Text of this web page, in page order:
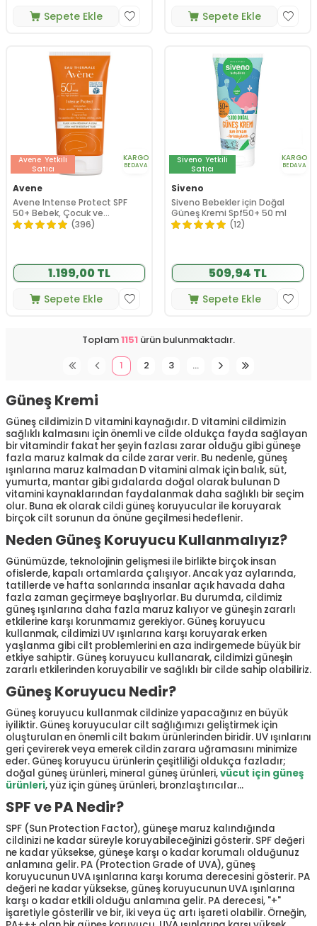
Sepete Ekle Sepete Ekle
Avene Yetkili
Satıcı
KARGO
BEDAVA
Avene
Avene Intense Protect SPF
50+ Bebek, Çocuk ve
Yetişkinler için Yüksek Korumalı
(396)
1.199,00 TL
Sepete Ekle
Siveno Yetkili
Satıcı
KARGO
BEDAVA
Siveno
Siveno Bebekler için Doğal
Güneş Kremi Spf50+ 50 ml
(12)
509,94 TL
Sepete Ekle
Toplam1151 ürün bulunmaktadır.
1
2 3 …
Güneş Kremi
Güneş cildimizin D vitamini kaynağıdır. D vitamini cildimizin
sağlıklı kalmasını için önemli ve cilde oldukça fayda sağlayan
bir vitamindir fakat her şeyin fazlası zarar olduğu gibi güneşe
fazla maruz kalmak da cilde zarar verir. Bu nedenle, güneş
ışınlarına maruz kalmadan D vitamini almak için balık, süt,
yumurta, mantar gibi gıdalarda doğal olarak bulunan D
vitamini kaynaklarından faydalanmak daha sağlıklı bir seçim
olur. Buna ek olarak cildi güneş koruyucular ile koruyarak
birçok cilt sorunun da önüne geçilmesi hedeflenir.
Neden Güneş Koruyucu Kullanmalıyız?
Günümüzde, teknolojinin gelişmesi ile birlikte birçok insan
ofislerde, kapalı ortamlarda çalışıyor. Ancak yaz aylarında,
tatillerde ve hafta sonlarında insanlar açık havada daha
fazla zaman geçirmeye başlıyorlar. Bu durumda, cildimiz
güneş ışınlarına daha fazla maruz kalıyor ve güneşin zararlı
etkilerine karşı korunmamız gerekiyor. Güneş koruyucu
kullanmak, cildimizi UV ışınlarına karşı koruyarak erken
yaşlanma gibi cilt problemlerini en aza indirgemede büyük bir
etkiye sahiptir. Güneş koruyucu kullanarak, cildimizi güneşin
zararlı etkilerinden koruyabilir ve sağlıklı bir cilde sahip olabiliriz.
Güneş Koruyucu Nedir?
Güneş koruyucu kullanmak cildinize yapacağınız en büyük
iyiliktir. Güneş koruyucular cilt sağlığımızı geliştirmek için
oluşturulan en önemli cilt bakım ürünlerinden biridir. UV ışınlarını
geri çevirerek veya emerek cildin zarara uğramasını minimize
eder. Güneş koruyucu ürünlerin çeşitliliği oldukça fazladır;
doğal güneş ürünleri, mineral güneş ürünleri,vücut için güneş
ürünleri, yüz için güneş ürünleri, bronzlaştırıcılar…
SPF ve PA Nedir?
SPF (Sun Protection Factor), güneşe maruz kalındığında
cildinizi ne kadar süreyle koruyabileceğinizi gösterir. SPF değeri
ne kadar yüksekse, güneşe karşı o kadar korumalı olduğunuz
anlamına gelir. PA (Protection Grade of UVA), güneş
koruyucunun UVA ışınlarına karşı koruma derecesini gösterir. PA
değeri ne kadar yüksekse, güneş koruyucunun UVA ışınlarına
karşı o kadar etkili olduğu anlamına gelir. PA derecesi, "+"
işaretiyle gösterilir ve bir, iki veya üç artı işareti olabilir. Örneğin,